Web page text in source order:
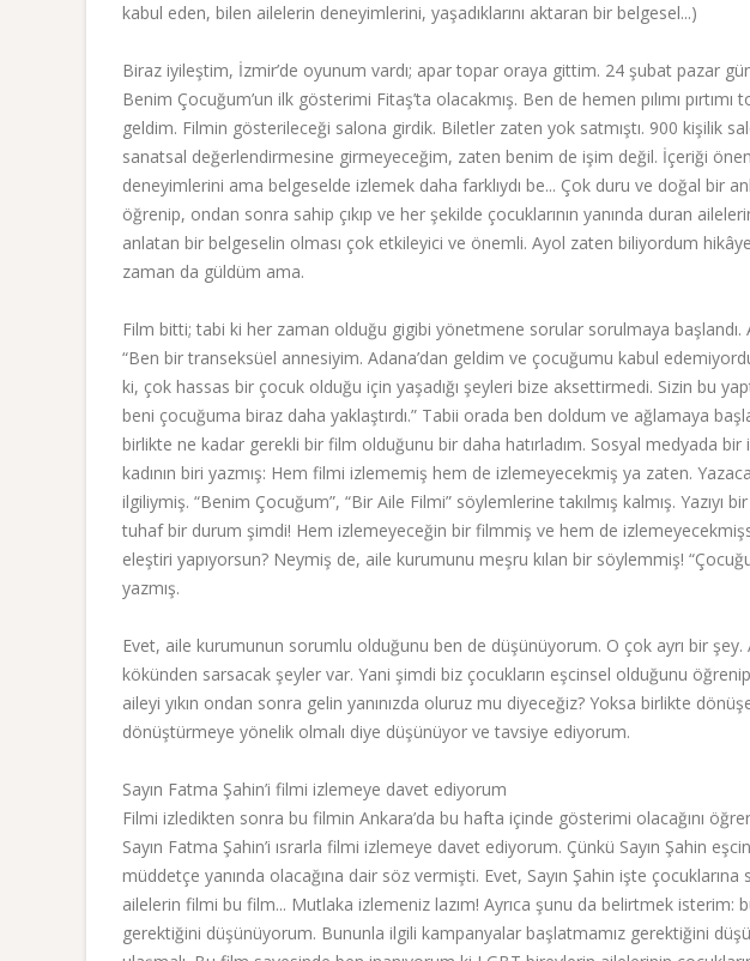
kabul eden, bilen ailelerin deneyimlerini, yaşadıklarını aktaran bir belgesel...)
Biraz iyileştim, İzmir’de oyunum vardı; apar topar oraya gittim. 24 şubat pazar
Benim Çocuğum’un ilk gösterimi Fitaş’ta olacakmış. Ben de hemen pılımı
geldim. Filmin gösterileceği salona girdik. Biletler zaten yok satmıştı. 900 kişilik
sanatsal değerlendirmesine girmeyeceğim, zaten benim de işim değil. İçeriği
deneyimlerini ama belgeselde izlemek daha farklıydı be... Çok duru ve doğal bir
öğrenip, ondan sonra sahip çıkıp ve her şekilde çocuklarının yanında duran
anlatan bir belgeselin olması çok etkileyici ve önemli. Ayol zaten biliyordum
zaman da güldüm ama.
Film bitti; tabi ki her zaman olduğu gigibi yönetmene sorular sorulmaya başlandı.
“Ben bir transeksüel annesiyim. Adana’dan geldim ve çocuğumu kabul
ki, çok hassas bir çocuk olduğu için yaşadığı şeyleri bize aksettirmedi. Sizin bu
beni çocuğuma biraz daha yaklaştırdı.” Tabii orada ben doldum ve ağlamaya
birlikte ne kadar gerekli bir film olduğunu bir daha hatırladım. Sosyal medyada
kadının biri yazmış: Hem filmi izlememiş hem de izlemeyecekmiş ya zaten.
ilgiliymiş. “Benim Çocuğum”, “Bir Aile Filmi” söylemlerine takılmış kalmış.
tuhaf bir durum şimdi! Hem izlemeyeceğin bir filmmiş ve hem de
eleştiri yapıyorsun? Neymiş de, aile kurumunu meşru kılan bir söylemmiş!
yazmış.
Evet, aile kurumunun sorumlu olduğunu ben de düşünüyorum. O çok ayrı bir şey.
kökünden sarsacak şeyler var. Yani şimdi biz çocukların eşcinsel olduğunu öğrenip
aileyi yıkın ondan sonra gelin yanınızda oluruz mu diyeceğiz? Yoksa birlikte
dönüştürmeye yönelik olmalı diye düşünüyor ve tavsiye ediyorum.
Sayın Fatma Şahin’i filmi izlemeye davet ediyorum
Filmi izledikten sonra bu filmin Ankara’da bu hafta içinde gösterimi olacağını
Sayın Fatma Şahin’i ısrarla filmi izlemeye davet ediyorum. Çünkü Sayın Şahin
müddetçe yanında olacağına dair söz vermişti. Evet, Sayın Şahin işte çocuklarına
ailelerin filmi bu film... Mutlaka izlemeniz lazım! Ayrıca şunu da belirtmek
gerektiğini düşünüyorum. Bununla ilgili kampanyalar başlatmamız gerektiğini